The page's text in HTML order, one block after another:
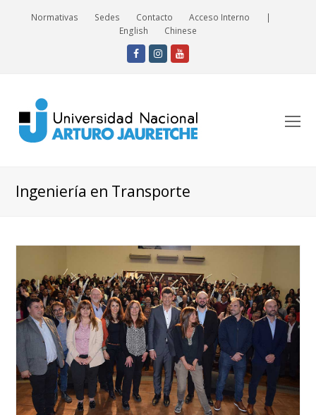
Normativas Sedes Contacto Acceso Interno
|
English
Chinese
Facebook
Instagram
Youtube
Ingeniería en Transporte